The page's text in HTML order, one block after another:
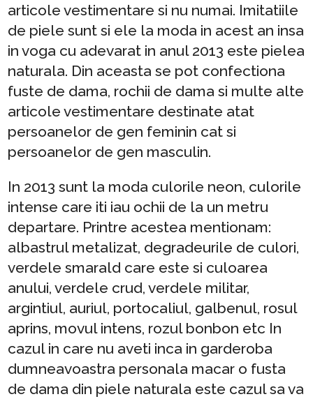
articole vestimentare si nu numai. Imitatiile
de piele sunt si ele la moda in acest an insa
in voga cu adevarat in anul 2013 este pielea
naturala. Din aceasta se pot confectiona
fuste de dama, rochii de dama si multe alte
articole vestimentare destinate atat
persoanelor de gen feminin cat si
persoanelor de gen masculin.
In 2013 sunt la moda culorile neon, culorile
intense care iti iau ochii de la un metru
departare. Printre acestea mentionam:
albastrul metalizat, degradeurile de culori,
verdele smarald care este si culoarea
anului, verdele crud, verdele militar,
argintiul, auriul, portocaliul, galbenul, rosul
aprins, movul intens, rozul bonbon etc In
cazul in care nu aveti inca in garderoba
dumneavoastra personala macar o fusta
de dama din piele naturala este cazul sa va